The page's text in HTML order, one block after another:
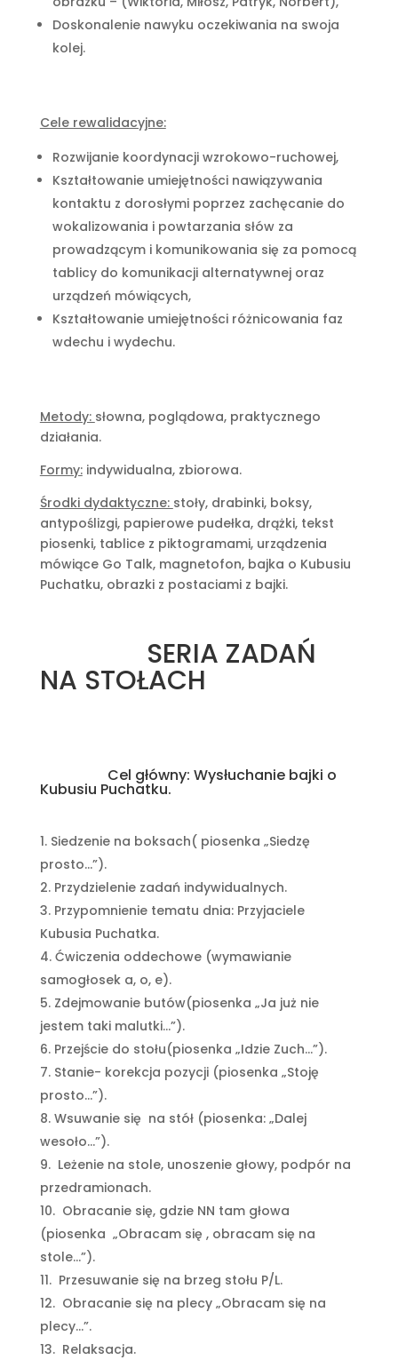
Doskonalenie nawyku oczekiwania na swoja
kolej.
Cele rewalidacyjne:
Rozwijanie koordynacji wzrokowo-ruchowej,
Kształtowanie umiejętności nawiązywania
kontaktu z dorosłymi poprzez zachęcanie do
wokalizowania i powtarzania słów za
prowadzącym i komunikowania się za pomocą
tablicy do komunikacji alternatywnej oraz
urządzeń mówiących,
Kształtowanie umiejętności różnicowania faz
wdechu i wydechu.
Metody: słowna, poglądowa, praktycznego
działania.
Formy:indywidualna, zbiorowa.
Środki dydaktyczne: stoły, drabinki, boksy,
antypoślizgi, papierowe pudełka, drążki, tekst
piosenki, tablice z piktogramami, urządzenia
mówiące Go Talk, magnetofon, bajka o Kubusiu
Puchatku, obrazki z postaciami z bajki.
SERIA ZADAŃ
NA STOŁACH
Cel główny: Wysłuchanie bajki o
Kubusiu Puchatku.
Siedzenie na boksach( piosenka „Siedzę
prosto…”).
Przydzielenie zadań indywidualnych.
Przypomnienie tematu dnia: Przyjaciele
Kubusia Puchatka.
Ćwiczenia oddechowe (wymawianie
samogłosek a, o, e).
Zdejmowanie butów(piosenka „Ja już nie
jestem taki malutki…”).
Przejście do stołu(piosenka „Idzie Zuch…”).
Stanie- korekcja pozycji (piosenka „Stoję
prosto…”).
Wsuwanie się na stół (piosenka: „Dalej
wesoło…”).
Leżenie na stole, unoszenie głowy, podpór na
przedramionach.
Obracanie się, gdzie NN tam głowa
(piosenka „Obracam się , obracam się na
stole…”).
Przesuwanie się na brzeg stołu P/L.
Obracanie się na plecy „Obracam się na
plecy…”.
Relaksacja.